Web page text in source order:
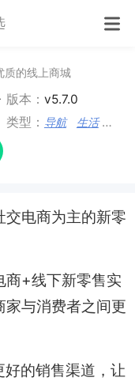
质的线上商城
版本： v5.7.0
类型： 导航 生活 商城
电商为主的新零
商+线下新零售实
与消费者之间更
的销售渠道，让